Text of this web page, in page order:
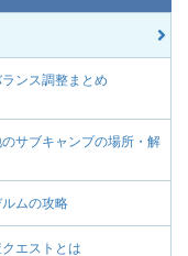
ンス調整まとめ
サブキャンプの場所・解
ムの攻略
エストとは